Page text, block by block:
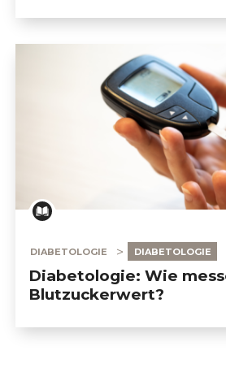
DIABETOLOGIE DIABETOLOGIE
Diabetologie: Wie
Blutzuckerwert?